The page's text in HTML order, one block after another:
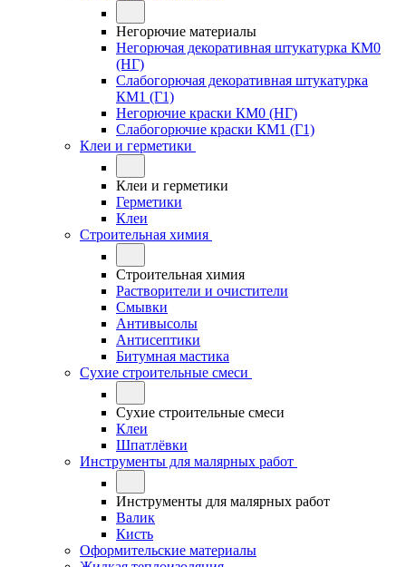
Негорючие материалы
Негорючая декоративная штукатурка КМ0
(НГ)
Слабогорючая декоративная штукатурка
КМ1 (Г1)
Негорючие краски КМ0 (НГ)
Слабогорючие краски КМ1 (Г1)
Клеи и герметики
Клеи и герметики
Герметики
Клеи
Строительная химия
Строительная химия
Растворители и очистители
Смывки
Антивысолы
Антисептики
Битумная мастика
Сухие строительные смеси
Сухие строительные смеси
Клеи
Шпатлёвки
Инструменты для малярных работ
Инструменты для малярных работ
Валик
Кисть
Оформительские материалы